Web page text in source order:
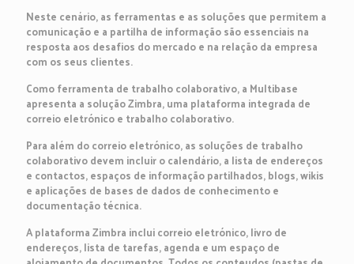
Neste cenário, as ferramentas e as soluções que permitem a
comunicação e a partilha de informação são essenciais na
resposta aos desafios do mercado e na relação da empresa
com os seus clientes.
Como ferramenta de trabalho colaborativo, a Multibase
apresenta a solução Zimbra, uma plataforma integrada de
correio eletrónico e trabalho colaborativo.
Para além do correio eletrónico, as soluções de trabalho
colaborativo devem incluir o calendário, a lista de endereços
e contactos, espaços de informação partilhados, blogs, wikis
e aplicações de bases de dados de conhecimento e
documentação técnica.
A plataforma Zimbra inclui correio eletrónico, livro de
endereços, lista de tarefas, agenda e um espaço de